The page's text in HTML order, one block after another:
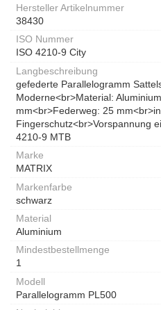
Hersteller Artikelnummer
38430
ISO Nummer
ISO 4210-9 City
Langbeschreibung
gefederte Parallelogramm
Moderne<br>Material:
mm<br>Federweg: 25
Fingerschutz<br>Vorspannung
4210-9 MTB
Marke
MATRIX
Markenfarbe
schwarz
Material
Aluminium
Mindestbestellmenge
1
Modell
Parallelogramm PL500